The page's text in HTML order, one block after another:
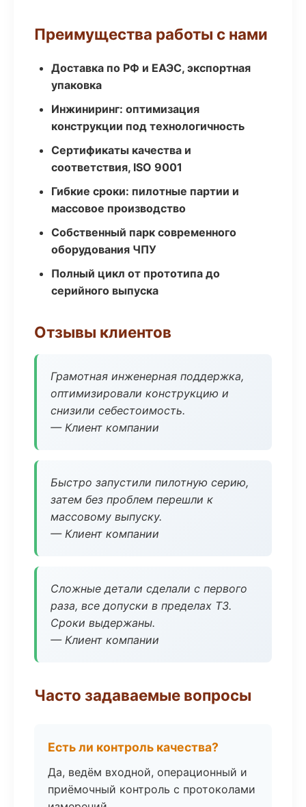
Преимущества работы с нами
Доставка по РФ и ЕАЭС, экспортная
упаковка
Инжиниринг: оптимизация
конструкции под технологичность
Сертификаты качества и
соответствия, ISO 9001
Гибкие сроки: пилотные партии и
массовое производство
Собственный парк современного
оборудования ЧПУ
Полный цикл от прототипа до
серийного выпуска
Отзывы клиентов
Грамотная инженерная поддержка,
оптимизировали конструкцию и
снизили себестоимость.
— Клиент компании
Быстро запустили пилотную серию,
затем без проблем перешли к
массовому выпуску.
— Клиент компании
Сложные детали сделали с первого
раза, все допуски в пределах ТЗ.
Сроки выдержаны.
— Клиент компании
Часто задаваемые вопросы
Есть ли контроль качества?
Да, ведём входной, операционный и
приёмочный контроль с протоколами